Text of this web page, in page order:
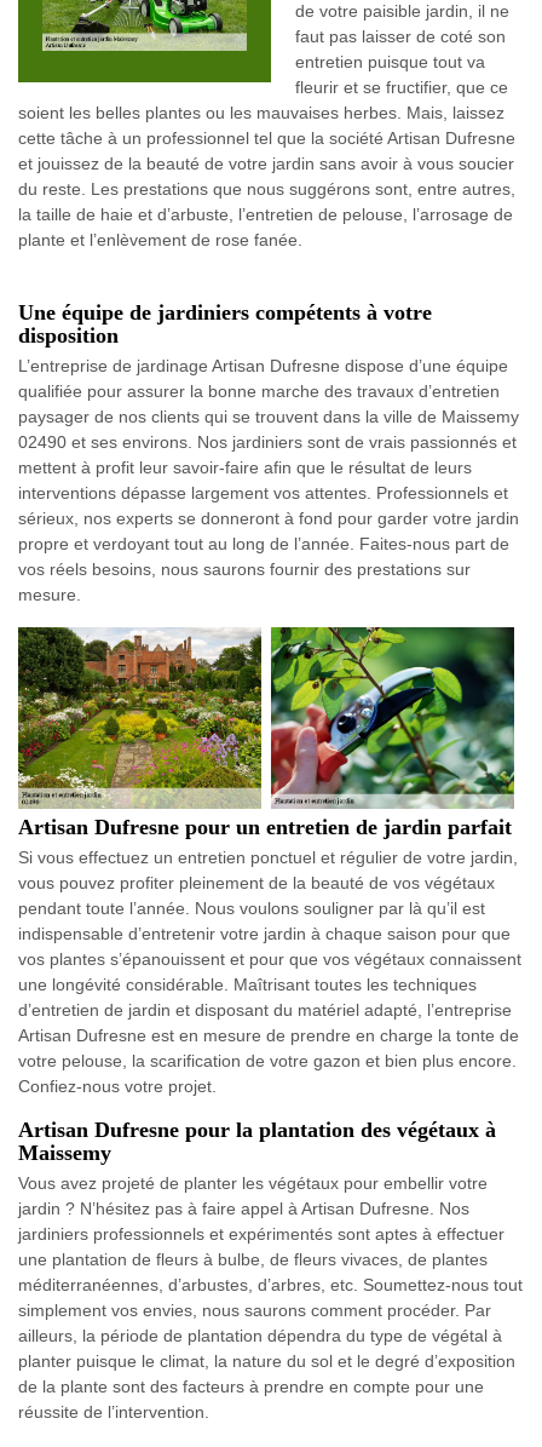
de votre paisible jardin, il ne
faut pas laisser de coté son
entretien puisque tout va
fleurir et se fructifier, que ce
soient les belles plantes ou les mauvaises herbes. Mais, laissez
cette tâche à un professionnel tel que la société Artisan Dufresne
et jouissez de la beauté de votre jardin sans avoir à vous soucier
du reste. Les prestations que nous suggérons sont, entre autres,
la taille de haie et d’arbuste, l’entretien de pelouse, l’arrosage de
plante et l’enlèvement de rose fanée.
Une équipe de jardiniers compétents à votre
disposition
L’entreprise de jardinage Artisan Dufresne dispose d’une équipe
qualifiée pour assurer la bonne marche des travaux d’entretien
paysager de nos clients qui se trouvent dans la ville de Maissemy
02490 et ses environs. Nos jardiniers sont de vrais passionnés et
mettent à profit leur savoir-faire afin que le résultat de leurs
interventions dépasse largement vos attentes. Professionnels et
sérieux, nos experts se donneront à fond pour garder votre jardin
propre et verdoyant tout au long de l’année. Faites-nous part de
vos réels besoins, nous saurons fournir des prestations sur
mesure.
Artisan Dufresne pour un entretien de jardin parfait
Si vous effectuez un entretien ponctuel et régulier de votre jardin,
vous pouvez profiter pleinement de la beauté de vos végétaux
pendant toute l’année. Nous voulons souligner par là qu’il est
indispensable d’entretenir votre jardin à chaque saison pour que
vos plantes s’épanouissent et pour que vos végétaux connaissent
une longévité considérable. Maîtrisant toutes les techniques
d’entretien de jardin et disposant du matériel adapté, l’entreprise
Artisan Dufresne est en mesure de prendre en charge la tonte de
votre pelouse, la scarification de votre gazon et bien plus encore.
Confiez-nous votre projet.
Artisan Dufresne pour la plantation des végétaux à
Maissemy
Vous avez projeté de planter les végétaux pour embellir votre
jardin ? N’hésitez pas à faire appel à Artisan Dufresne. Nos
jardiniers professionnels et expérimentés sont aptes à effectuer
une plantation de fleurs à bulbe, de fleurs vivaces, de plantes
méditerranéennes, d’arbustes, d’arbres, etc. Soumettez-nous tout
simplement vos envies, nous saurons comment procéder. Par
ailleurs, la période de plantation dépendra du type de végétal à
planter puisque le climat, la nature du sol et le degré d’exposition
de la plante sont des facteurs à prendre en compte pour une
réussite de l’intervention.